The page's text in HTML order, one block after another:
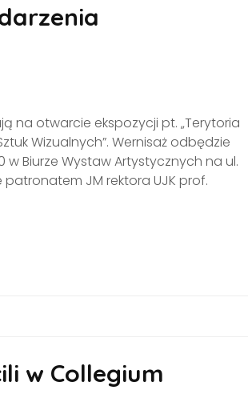
na otwarcie ekspozycji pt. „Terytoria
Wizualnych”. Wernisaż odbędzie
w Biurze Wystaw Artystycznych na ul.
JM rektora UJK prof.
w Collegium